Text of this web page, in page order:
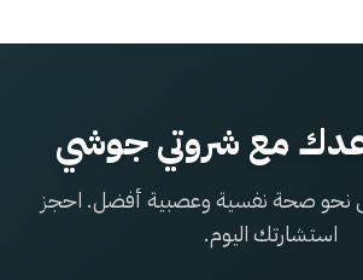
مع شروتي جوشي
نحو صحة نفسية وعصبية أفضل. احجز
استشارتك اليوم.